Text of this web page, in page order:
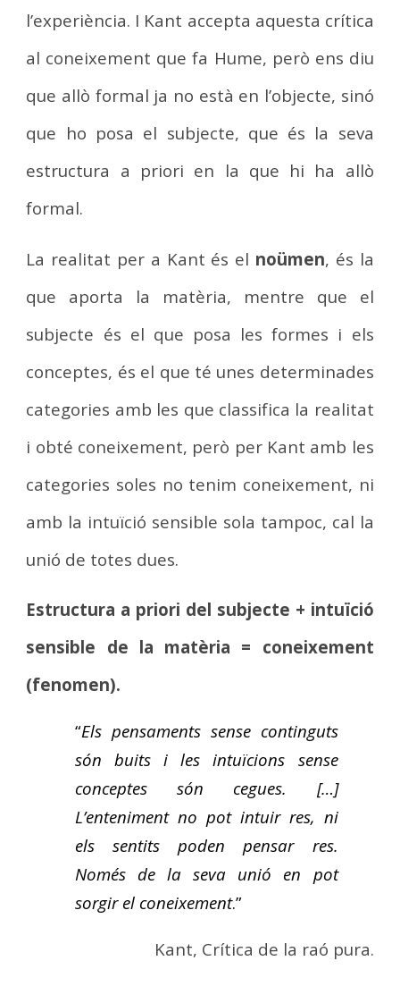
l’experiència. I Kant accepta aquesta crítica
al coneixement que fa Hume, però ens diu
que allò formal ja no està en l’objecte, sinó
que ho posa el subjecte, que és la seva
estructura a priori en la que hi ha allò
formal.
La realitat per a Kant és el noümen, és la
que aporta la matèria, mentre que el
subjecte és el que posa les formes i els
conceptes, és el que té unes determinades
categories amb les que classifica la realitat
i obté coneixement, però per Kant amb les
categories soles no tenim coneixement, ni
amb la intuïció sensible sola tampoc, cal la
unió de totes dues.
Estructura a priori del subjecte + intuïció
sensible de la matèria = coneixement
(fenomen).
“Els pensaments sense continguts
són buits i les intuïcions sense
conceptes són cegues. […]
L’enteniment no pot intuir res, ni
els sentits poden pensar res.
Només de la seva unió en pot
sorgir el coneixement.”
Kant, Crítica de la raó pura.